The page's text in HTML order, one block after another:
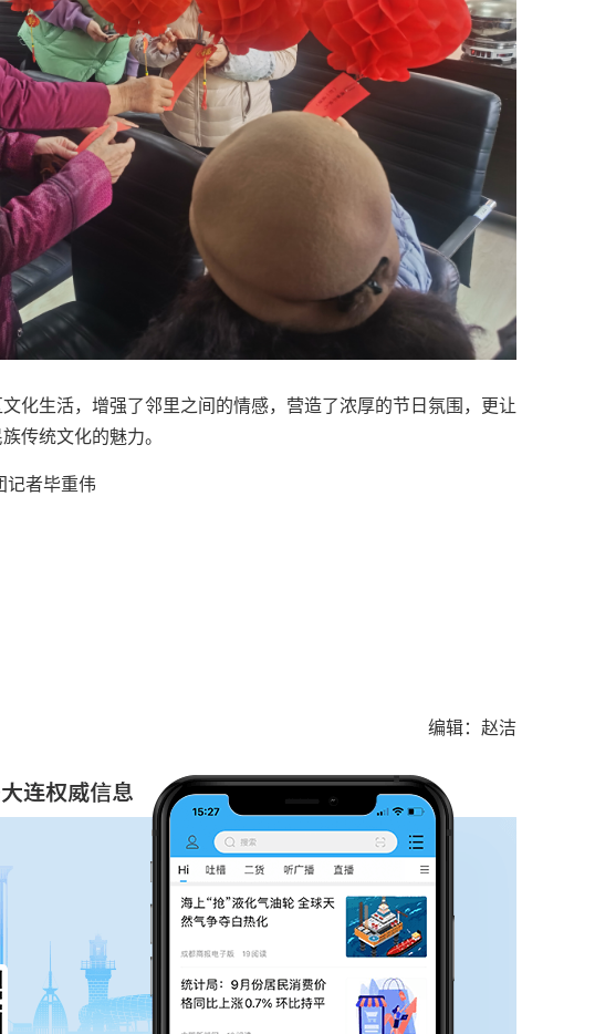
化生活，增强了邻里之间的情感，营造了浓厚的节日氛围，更让
传统文化的魅力。
记者毕重伟
编辑：赵洁